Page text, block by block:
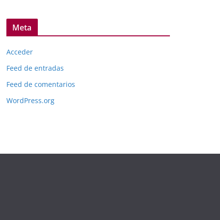
Meta
Acceder
Feed de entradas
Feed de comentarios
WordPress.org